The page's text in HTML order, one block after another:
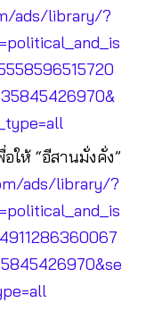
ads/library/?
ให้ “อีสานมั่งคั่ง”
ads/library/?